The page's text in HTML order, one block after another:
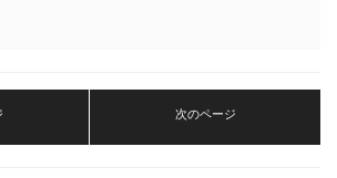
次のページ